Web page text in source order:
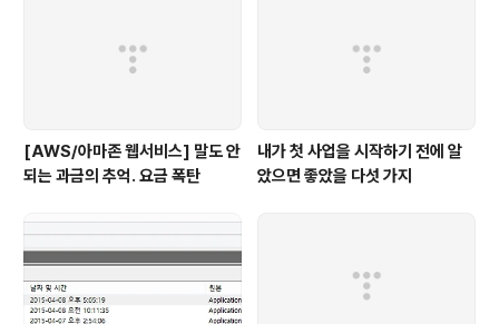
[AWS/아마존 웹서비스] 말도 안
되는 과금의 추억. 요금 폭탄
내가 첫 사업을 시작하기 전에 알
았으면 좋았을 다섯 가지